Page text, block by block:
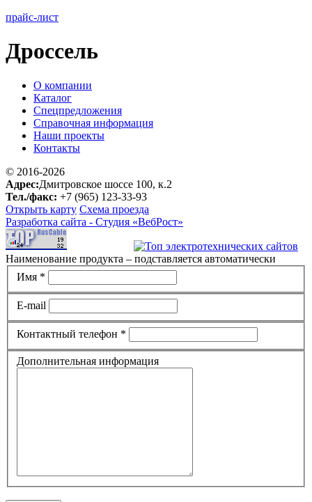
прайс-лист
Дроссель
О компании
Каталог
Спецпредложения
Справочная информация
Наши проекты
Контакты
© 2016-2026
Адрес:Дмитровское шоссе 100, к.2
Тел./факс: +7 (965) 123-33-93
Открыть карту Схема проезда
Разработка сайта - Студия «ВебРост»
Наименование продукта – подставляется автоматически
Имя *
E-mail
Контактный телефон *
Дополнительная информация